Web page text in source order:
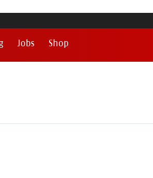
Jobs Shop